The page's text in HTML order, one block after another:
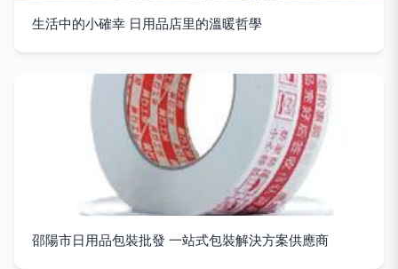
生活中的小確幸 日用品店里的溫暖哲學
邵陽市日用品包裝批發 一站式包裝解決方案供應商